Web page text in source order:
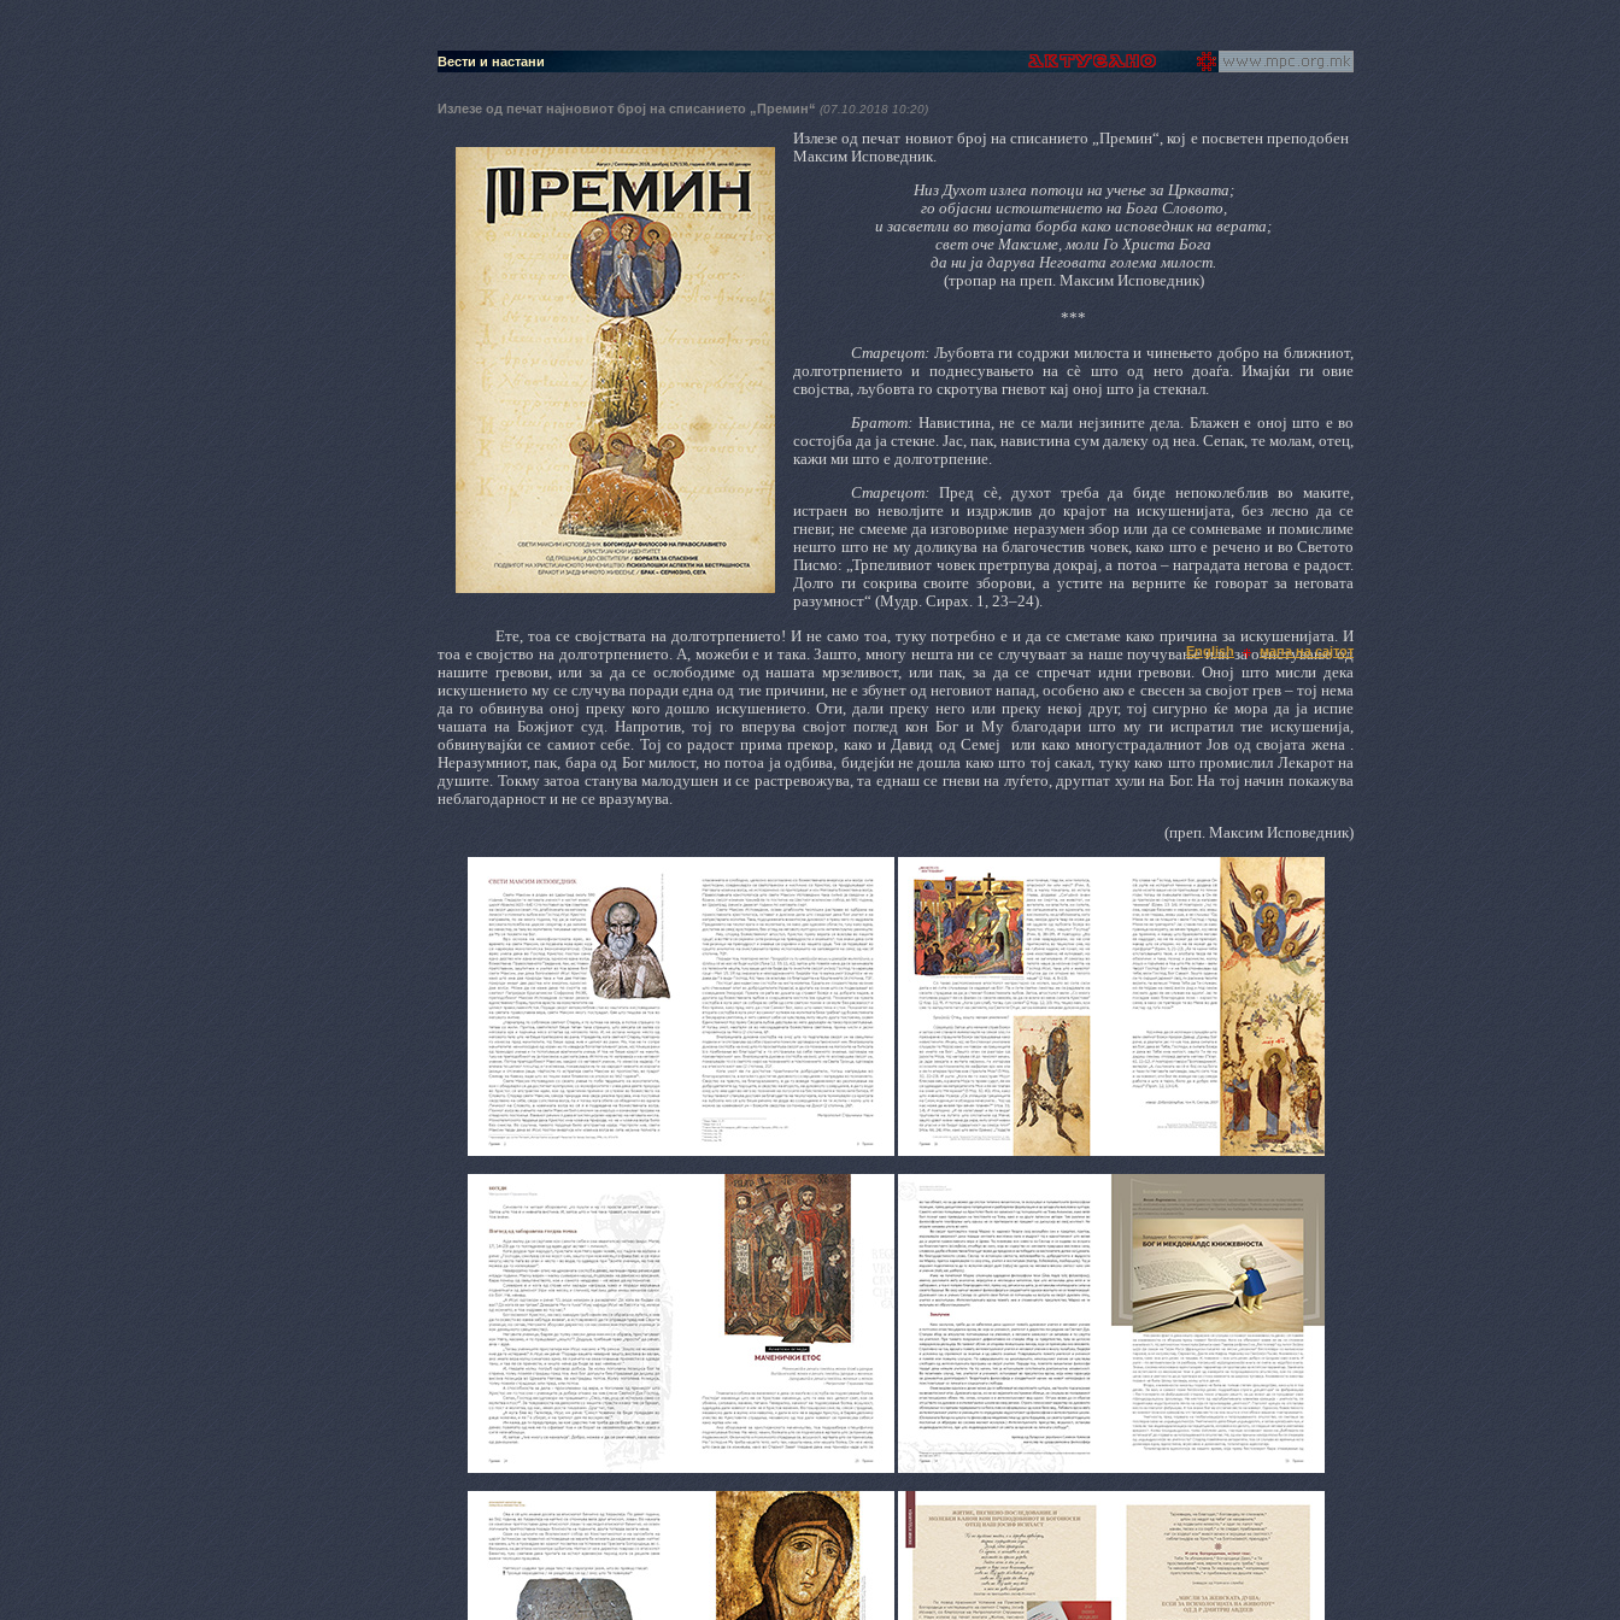
Вести и настани
Излезе од печат најновиот број на списанието „Премин“ (07.10.2018 10:20)
Излезе од печат новиот број на списанието „Премин“, кој е посветен преподобен
Максим Исповедник.
Низ Духот излеа потоци на учење за Црквата;
го објасни истоштението на Бога Словото,
и засветли во твојата борба како исповедник на верата;
свет оче Максиме, моли Го Христа Бога
да ни ја дарува Неговата голема милост.
(тропар на преп. Максим Исповедник)
***
Старецот: Љубовта ги содржи милоста и чинењето добро на ближниот,
долготрпението и поднесувањето на сè што од него доаѓа. Имајќи ги овие
својства, љубовта го скротува гневот кај оној што ја стекнал.
Братот: Навистина, не се мали нејзините дела. Блажен е оној што е во
состојба да ја стекне. Јас, пак, навистина сум далеку од неа. Сепак, те молам, отец,
кажи ми што е долготрпение.
Старецот: Пред сè, духот треба да биде непоколеблив во маките,
истраен во неволјите и издржлив до крајот на искушенијата, без лесно да се
гневи; не смееме да изговориме неразумен збор или да се сомневаме и помислиме
нешто што не му доликува на благочестив човек, како што е речено и во Светото
Писмо: „Трпеливиот човек претрпува докрај, а потоа – наградата негова е радост.
Долго ги сокрива своите зборови, а устите на верните ќе говорат за неговата
разумност“ (Мудр. Сирах. 1, 23–24).
Ете, тоа се својствата на долготрпението! И не само тоа, туку потребно е и да се сметаме како причина за искушенијата. И
тоа е својство на долготрпението. А, можеби е и така. Зашто, многу нешта ни се случуваат за наше поучување или за очистување од
нашите гревови, или за да се ослободиме од нашата мрзеливост, или пак, за да се спречат идни гревови. Оној што мисли дека
искушението му се случува поради една од тие причини, не е збунет од неговиот напад, особено ако е свесен за својот грев – тој нема
да го обвинува оној преку кого дошло искушението. Оти, дали преку него или преку некој друг, тој сигурно ќе мора да ја испие
чашата на Божjиот суд. Напротив, тој го вперува својот поглед кон Бог и Му благодари што му ги испратил тие искушенија,
обвинувајќи се самиот себе. Тој со радост прима прекор, како и Давид од Семеј
или како многустрадалниот Јов од својата жена .
Неразумниот, пак, бара од Бог милост, но потоа ја одбива, бидејќи не дошла како што тој сакал, туку како што промислил Лекарот на
душите. Токму затоа станува малодушен и се растревожува, та еднаш се гневи на луѓето, другпат хули на Бог. На тој начин покажува
неблагодарност и не се вразумува.
(преп. Максим Исповедник)
English мапа на сајтот